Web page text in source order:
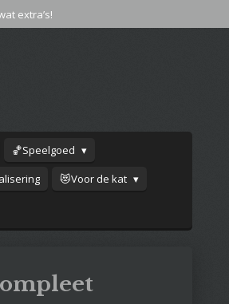
extra’s!
🏀Speelgoed
😻Voor de kat